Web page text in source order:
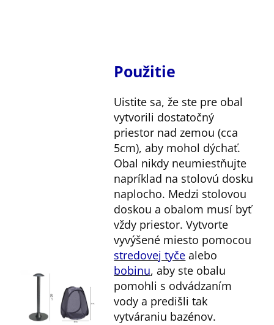
Použitie
Uistite sa, že ste pre obal
vytvorili dostatočný
priestor nad zemou (cca
5cm), aby mohol dýchať.
Obal nikdy neumiestňujte
napríklad na stolovú dosku
naplocho. Medzi stolovou
doskou a obalom musí byť
vždy priestor. Vytvorte
vyvýšené miesto pomocou
stredovej tyče alebo
bobinu, aby ste obalu
pomohli s odvádzaním
vody a predišli tak
vytváraniu bazénov.